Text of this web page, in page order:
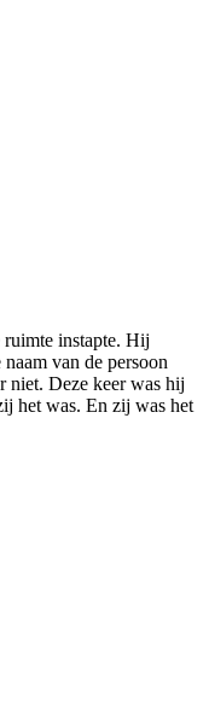
instapte. Hij
van de persoon
niet. Deze keer was hij
het was. En zij was het